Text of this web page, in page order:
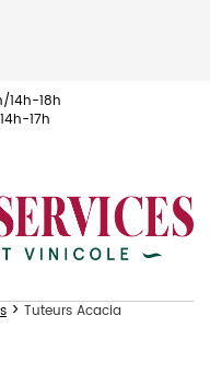
14h-18h
17h
> Tuteurs Acacia